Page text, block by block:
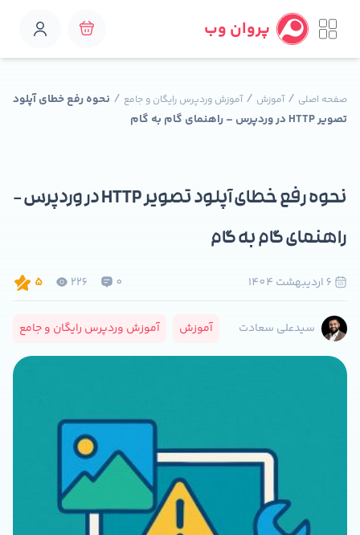
پروان وب
صفحه اصلی /آموزش /آموزش وردپرس رایگان و جامع / نحوه رفع خطای آپلود
تصویر HTTP در وردپرس – راهنمای گام به گام
0
226
5
نحوه رفع خطای آپلود تصویر HTTP در وردپرس –
راهنمای گام به گام
سیدعلی سعادت آموزش آموزش وردپرس رایگان و جامع